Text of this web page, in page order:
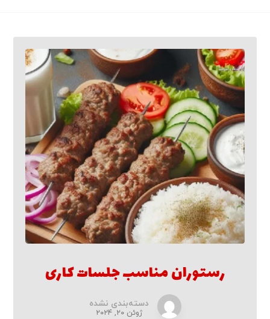
رستوران مناسب جلسات کاری
دسته‌بندی نشده
ژوئن ۲۰, ۲۰۲۴